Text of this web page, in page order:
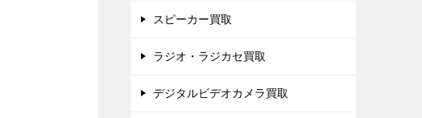
スピーカー買取
ラジオ・ラジカセ買取
デジタルビデオカメラ買取